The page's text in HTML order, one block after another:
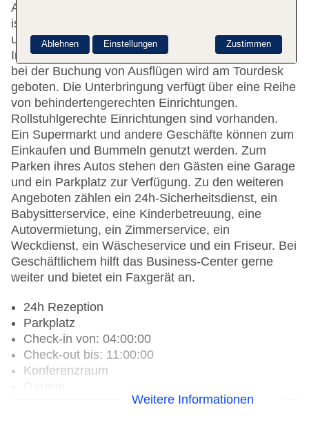
Aufzug. Das freundliche Personal an der Rezeption
ist gerne bei allen Fragen behilflich. Die Einrichtung
umfasst eine Gepäckaufbewahrung und einen Safe.
Im Haus steht WLAN zur Verfügung. Hilfestellung
bei der Buchung von Ausflügen wird am Tourdesk
geboten. Die Unterbringung verfügt über eine Reihe
von behindertengerechten Einrichtungen.
Rollstuhlgerechte Einrichtungen sind vorhanden.
Ein Supermarkt und andere Geschäfte können zum
Einkaufen und Bummeln genutzt werden. Zum
Parken ihres Autos stehen den Gästen eine Garage
und ein Parkplatz zur Verfügung. Zu den weiteren
Angeboten zählen ein 24h-Sicherheitsdienst, ein
Babysitterservice, eine Kinderbetreuung, eine
Autovermietung, ein Zimmerservice, ein
Weckdienst, ein Wäscheservice und ein Friseur. Bei
Geschäftlichem hilft das Business-Center gerne
weiter und bietet ein Faxgerät an.
24h Rezeption
Parkplatz
Check-in von: 04:00:00
Check-out bis: 11:00:00
Konferenzraum
Weitere Informationen
Zustimmen
Ablehnen Einstellungen